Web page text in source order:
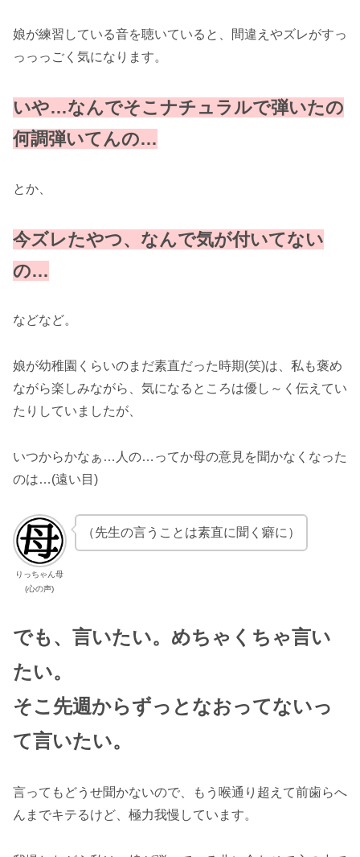
娘が練習している音を聴いていると、間違えやズレがすっ
っっっごく気になります。
いや…なんでそこナチュラルで弾いたの
何調弾いてんの…
とか、
今ズレたやつ、なんで気が付いてない
の…
などなど。
娘が幼稚園くらいのまだ素直だった時期(笑)は、私も褒め
ながら楽しみながら、気になるところは優し～く伝えてい
たりしていましたが、
いつからかなぁ…人の…ってか母の意見を聞かなくなった
のは…(遠い目)
りっちゃん母
(心の声)
（先生の言うことは素直に聞く癖に）
でも、言いたい。めちゃくちゃ言い
たい。
そこ先週からずっとなおってないっ
て言いたい。
言ってもどうせ聞かないので、もう喉通り超えて前歯らへ
んまでキテるけど、極力我慢しています。